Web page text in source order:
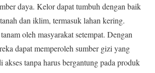
daya. Kelor dapat tumbuh dengan baik
dan iklim, termasuk lahan kering.
oleh masyarakat setempat. Dengan
dapat memperoleh sumber gizi yang
akses tanpa harus bergantung pada produk